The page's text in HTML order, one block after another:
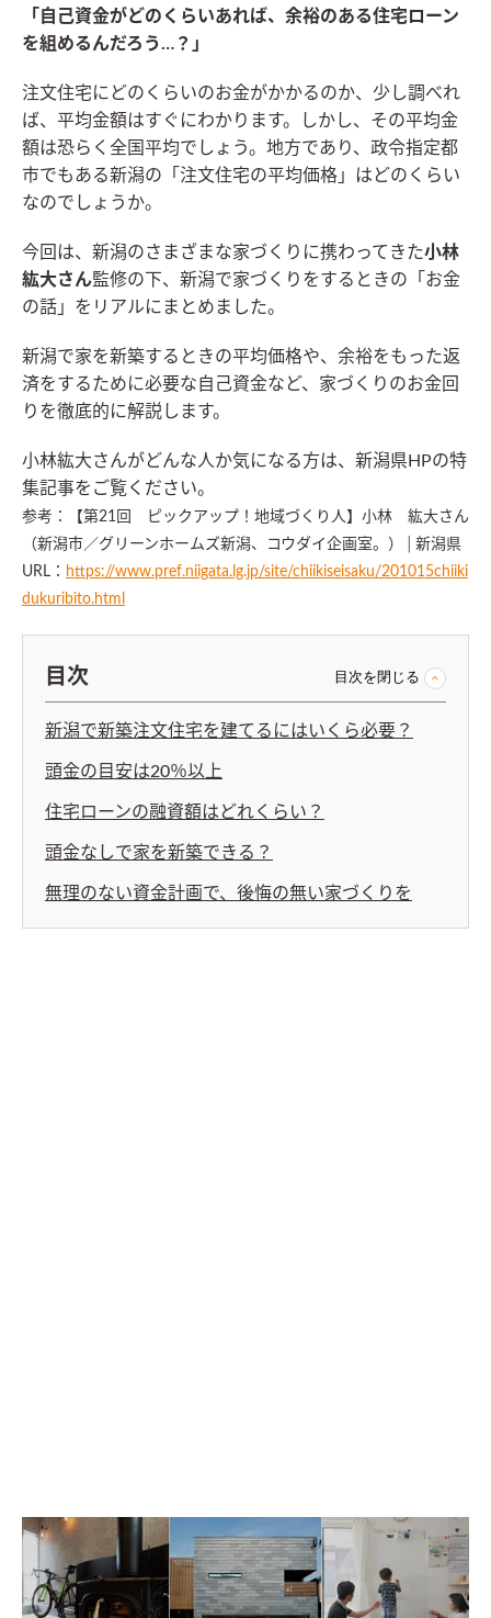
「自己資金がどのくらいあれば、余裕のある住宅ローン
を組めるんだろう…？」
注文住宅にどのくらいのお金がかかるのか、少し調べれ
ば、平均金額はすぐにわかります。しかし、その平均金
額は恐らく全国平均でしょう。地方であり、政令指定都
市でもある新潟の「注文住宅の平均価格」はどのくらい
なのでしょうか。
今回は、新潟のさまざまな家づくりに携わってきた小林
紘大さん監修の下、新潟で家づくりをするときの「お金
の話」をリアルにまとめました。
新潟で家を新築するときの平均価格や、余裕をもった返
済をするために必要な自己資金など、家づくりのお金回
りを徹底的に解説します。
小林紘大さんがどんな人か気になる方は、新潟県HPの特
集記事をご覧ください。
参考：【第21回 ピックアップ！地域づくり人】小林 紘大さん
（新潟市／グリーンホームズ新潟、コウダイ企画室。）│新潟県
URL： https://www.pref.niigata.lg.jp/site/chiikiseisaku/201015chiiki
dukuribito.html
目次 目次を閉じる
新潟で新築注文住宅を建てるにはいくら必要？
頭金の目安は20％以上
住宅ローンの融資額はどれくらい？
頭金なしで家を新築できる？
無理のない資金計画で、後悔の無い家づくりを